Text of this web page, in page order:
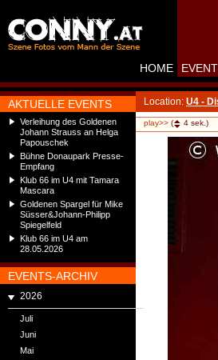
AKTUELLE EVENTS
Verleihung des Goldenen
Johann Strauss an Helga
Papouschek
Bühne Donaupark Presse-
Empfang
Klub 66 im U4 mit Tamara
Mascara
Goldenen Spargel für Mike
Süsser&Johann-Philipp
Spiegelfeld
Klub 66 im U4 am
28.05.2026
EVENTS-ARCHIV
2026
Juli
Juni
Mai
HOME
Location: U4 -
play>> ( 4 sek.)